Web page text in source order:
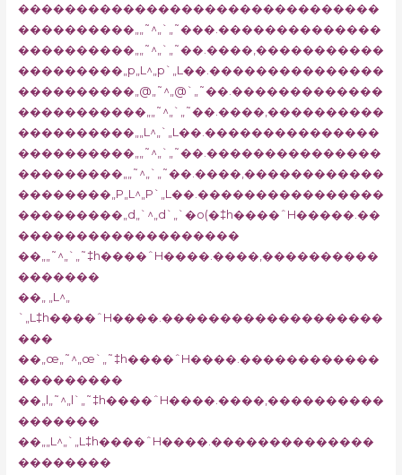
�������������������������������
����������„„˜^„`„˜���.��������������
����������„„˜^„`„˜��.����‚�����������
���������„p„L^„p`„L��.���������������
����������„@„˜^„@`„˜��.�������������
�����������„„˜^„`„˜��.����‚����������
����������„„L^„`„L��.���������������
����������„„˜^„`„˜��.���������������
���������„„˜^„`„˜��.����‚������������
��������„P„L^„P`„L��.����������������
���������„d„`^„d`„`�o(�‡h����ˆH�����.��
�������������������
��„„˜^„`„˜‡h����ˆH����.����‚����������
�������
��„ „L^„
`„L‡h����ˆH����.�������������������
���
��„œ„˜^„œ`„˜‡h����ˆH����.������������
���������
��„l„˜^„l`„˜‡h����ˆH����.����‚����������
�������
��„„L^„`„L‡h����ˆH����.��������������
��������